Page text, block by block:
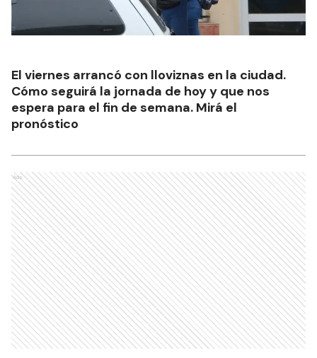
El viernes arrancó con lloviznas en la ciudad.
Cómo seguirá la jornada de hoy y que nos
espera para el fin de semana. Mirá el
pronóstico
Ads